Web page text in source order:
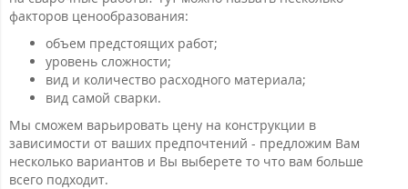
факторов ценообразования:
объем предстоящих работ;
уровень сложности;
вид и количество расходного материала;
вид самой сварки.
Мы сможем варьировать цену на конструкции в
зависимости от ваших предпочтений - предложим Вам
несколько вариантов и Вы выберете то что вам больше
всего подходит.